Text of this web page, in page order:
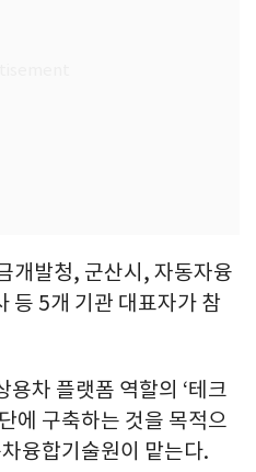
개발청, 군산시, 자동자융
등 5개 기관 대표자가 참
차 플랫폼 역할의 ‘테크
에 구축하는 것을 목적으
융합기술원이 맡는다.